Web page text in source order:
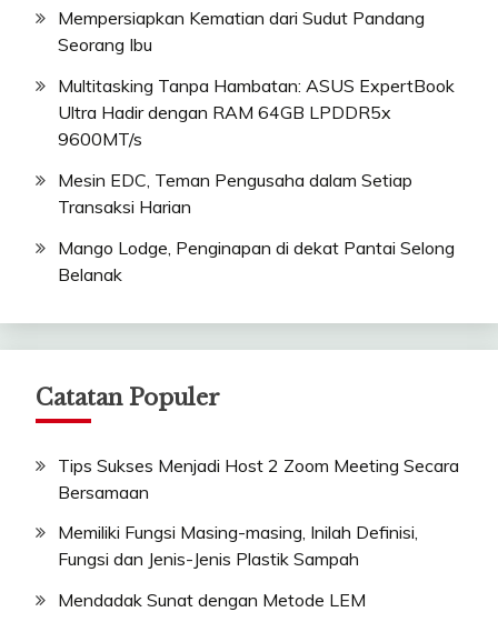
Mempersiapkan Kematian dari Sudut Pandang
Seorang Ibu
Multitasking Tanpa Hambatan: ASUS ExpertBook
Ultra Hadir dengan RAM 64GB LPDDR5x
9600MT/s
Mesin EDC, Teman Pengusaha dalam Setiap
Transaksi Harian
Mango Lodge, Penginapan di dekat Pantai Selong
Belanak
Catatan Populer
Tips Sukses Menjadi Host 2 Zoom Meeting Secara
Bersamaan
Memiliki Fungsi Masing-masing, Inilah Definisi,
Fungsi dan Jenis-Jenis Plastik Sampah
Mendadak Sunat dengan Metode LEM